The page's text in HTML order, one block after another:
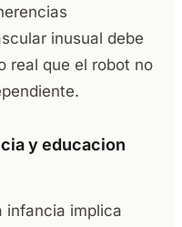
inusual debe
real que el robot no
y educacion
infancia implica